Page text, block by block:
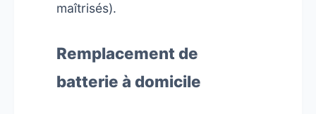
maîtrisés).
Remplacement de
batterie à domicile